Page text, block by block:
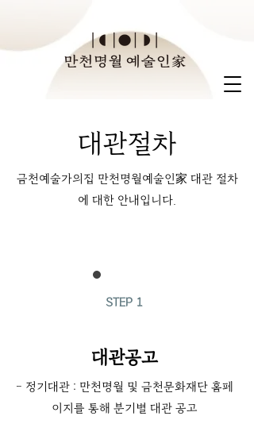
대관절차
금천예술가의집 만천명월예술인家 대관 절차
에 대한 안내입니다.
STEP 1
대관공고
- 정기대관 : 만천명월 및 금천문화재단 홈페
이지를 통해 분기별 대관 공고